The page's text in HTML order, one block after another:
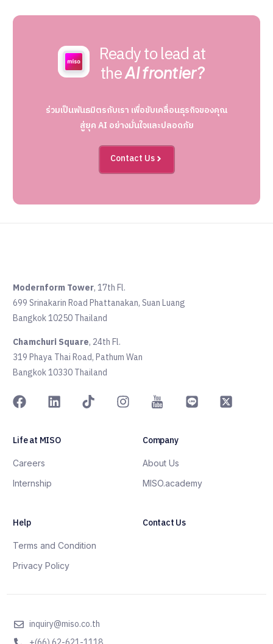
Ready to lead at
theAI frontier?
ร่วมเป็นพันธมิตรกับเรา เพื่อขับเคลื่อนธุรกิจของคุณ
สู่ยุค AI อย่างมั่นใจและปลอดภัย
Contact Us
Modernform Tower, 17th Fl.
699 Srinakarin Road Phattanakan, Suan Luang
Bangkok 10250 Thailand
Chamchuri Square, 24th Fl.
319 Phaya Thai Road, Pathum Wan
Bangkok 10330 Thailand
Life at MISO
Careers
Internship
Company
About Us
MISO.academy
Help
Terms and Condition
Privacy Policy
Contact Us
inquiry@miso.co.th